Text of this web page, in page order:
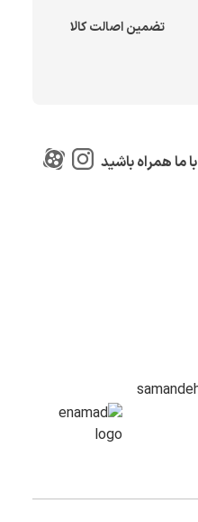
تضمین اصالت کالا
با ما همراه باشید